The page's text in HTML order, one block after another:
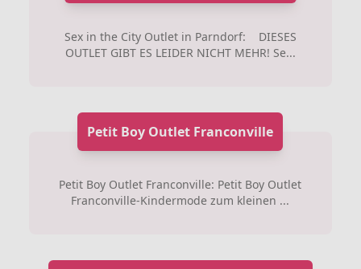
Sex in the City Outlet in Parndorf: DIESES
OUTLET GIBT ES LEIDER NICHT MEHR! Se...
Petit Boy Outlet Franconville
Petit Boy Outlet Franconville: Petit Boy Outlet
Franconville-Kindermode zum kleinen ...